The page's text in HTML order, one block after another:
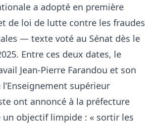
a adopté en première
de loi de lutte contre les fraudes
— texte voté au Sénat dès le
Entre ces deux dates, le
Jean-Pierre Farandou et son
supérieur
ont annoncé à la préfecture
un objectif limpide : « sortir les